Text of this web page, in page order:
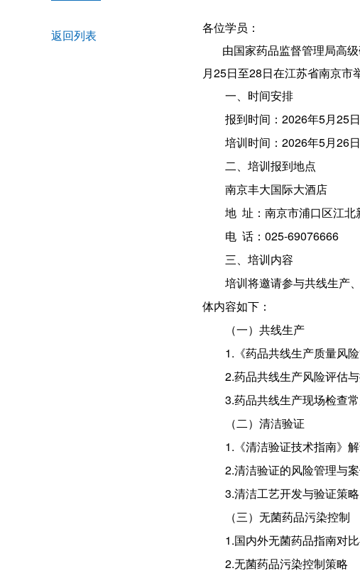
返回列表
各位学员：
由国家药品监督管理局高级
月25日至28日在江苏省南京市
一、时间安排
报到时间：2026年5月25
培训时间：2026年5月26
二、培训报到地点
南京丰大国际大酒店
地 址：南京市浦口区江北
电 话：025-69076666
三、培训内容
培训将邀请参与共线生产
体内容如下：
（一）共线生产
1.《药品共线生产质量风
2.药品共线生产风险评估
3.药品共线生产现场检查
（二）清洁验证
1.《清洁验证技术指南》
2.清洁验证的风险管理与
3.清洁工艺开发与验证策略
（三）无菌药品污染控制
1.国内外无菌药品指南对
2.无菌药品污染控制策略